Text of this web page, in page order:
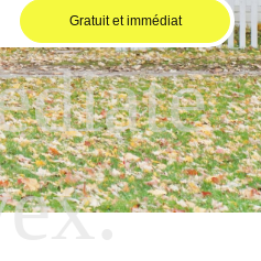
Gratuit et immédiat